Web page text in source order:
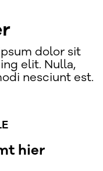
dolor sit
elit. Nulla,
nesciunt est.
hier